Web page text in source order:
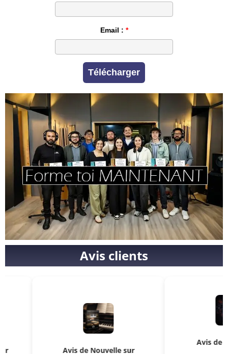
Email :
Télécharger
Avis clients
Avis de Nouvelle sur
Avis de Kosmos sur